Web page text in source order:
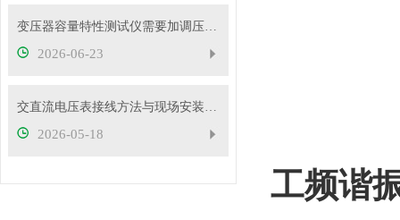
变压器容量特性测试仪需要加调压器吗？
2026-06-23
交直流电压表接线方法与现场安装实操教程
2026-05-18
工频谐